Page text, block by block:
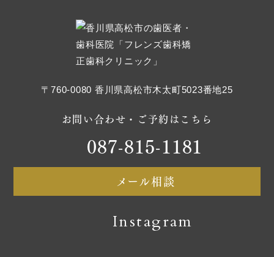
〒760-0080 香川県高松市木太町5023番地25
お問い合わせ・ご予約はこちら
087-815-1181
メール相談
Instagram